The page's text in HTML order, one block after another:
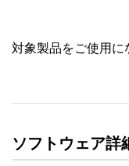
対象製品をご使用に
ソフトウェア詳